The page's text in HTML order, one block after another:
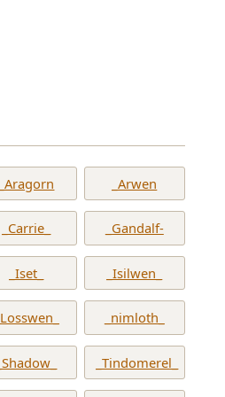
_Aragorn _Arwen
_Carrie_ _Gandalf-
_Iset_ _Isilwen_
_Losswen_ _nimloth_
_Shadow_ _Tindomerel_